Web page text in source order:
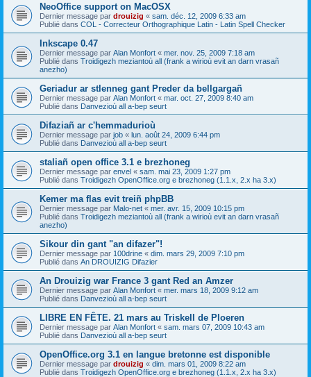
NeoOffice support on MacOSX
Dernier message par drouizig « sam. déc. 12, 2009 6:33 am
Publié dans COL - Correcteur Orthographique Latin - Latin Spell Checker
Inkscape 0.47
Dernier message par Alan Monfort « mer. nov. 25, 2009 7:18 am
Publié dans Troidigezh meziantoù all (frank a wirioù evit an darn vrasañ
anezho)
Geriadur ar stlenneg gant Preder da bellgargañ
Dernier message par Alan Monfort « mar. oct. 27, 2009 8:40 am
Publié dans Danvezioù all a-bep seurt
Difaziañ ar c'hemmadurioù
Dernier message par job « lun. août 24, 2009 6:44 pm
Publié dans Danvezioù all a-bep seurt
staliañ open office 3.1 e brezhoneg
Dernier message par envel « sam. mai 23, 2009 1:27 pm
Publié dans Troidigezh OpenOffice.org e brezhoneg (1.1.x, 2.x ha 3.x)
Kemer ma flas evit treiñ phpBB
Dernier message par Malo-net « mer. avr. 15, 2009 10:15 pm
Publié dans Troidigezh meziantoù all (frank a wirioù evit an darn vrasañ
anezho)
Sikour din gant "an difazer"!
Dernier message par 100drine « dim. mars 29, 2009 7:10 pm
Publié dans An DROUIZIG Difazier
An Drouizig war France 3 gant Red an Amzer
Dernier message par Alan Monfort « mer. mars 18, 2009 9:12 am
Publié dans Danvezioù all a-bep seurt
LIBRE EN FÊTE. 21 mars au Triskell de Ploeren
Dernier message par Alan Monfort « sam. mars 07, 2009 10:43 am
Publié dans Danvezioù all a-bep seurt
OpenOffice.org 3.1 en langue bretonne est disponible
Dernier message par drouizig « dim. mars 01, 2009 8:22 am
Publié dans Troidigezh OpenOffice.org e brezhoneg (1.1.x, 2.x ha 3.x)